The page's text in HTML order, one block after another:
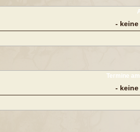
- keine
Termine
- keine